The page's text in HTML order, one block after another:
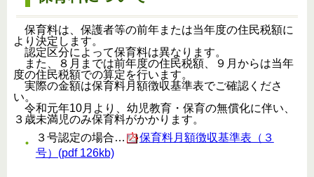
保育料は、保護者等の前年または当年度の住民税額に
より決定します。
認定区分によって保育料は異なります。
また、８月までは前年度の住民税額、９月からは当年
度の住民税額での算定を行います。
実際の金額は保育料月額徴収基準表でご確認くださ
い。
令和元年10月より、幼児教育・保育の無償化に伴い、
３歳未満児のみ保育料がかかります。
３号認定の場合…
保育料月額徴収基準表（３
号）(pdf 126kb)